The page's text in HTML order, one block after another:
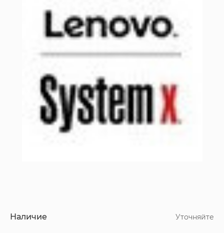
Наличие Уточняйте